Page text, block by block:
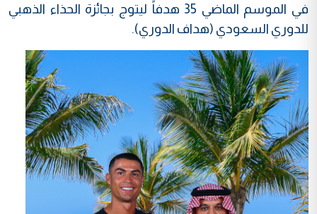
في الموسم الماضي 35 هدفاً ليتوج بجائزة الحذاء الذهبي
للدوري السعودي (هداف الدوري).